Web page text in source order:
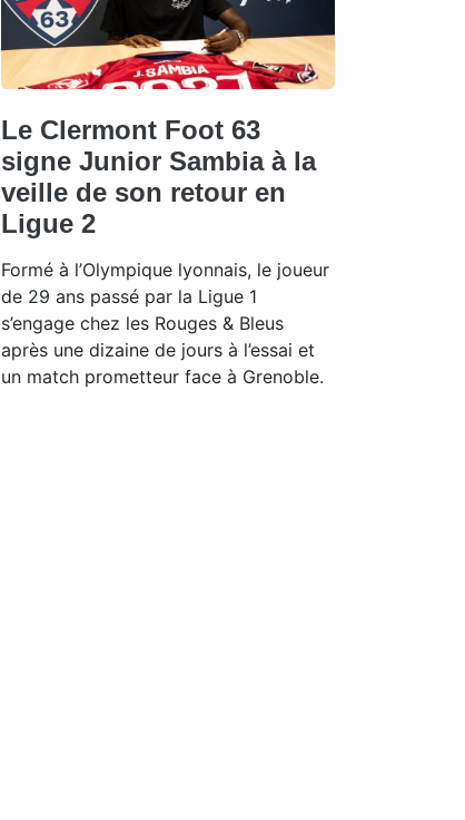
Le Clermont Foot 63
signe Junior Sambia à la
veille de son retour en
Ligue 2
Formé à l’Olympique lyonnais, le joueur
de 29 ans passé par la Ligue 1
s’engage chez les Rouges & Bleus
après une dizaine de jours à l’essai et
un match prometteur face à Grenoble.